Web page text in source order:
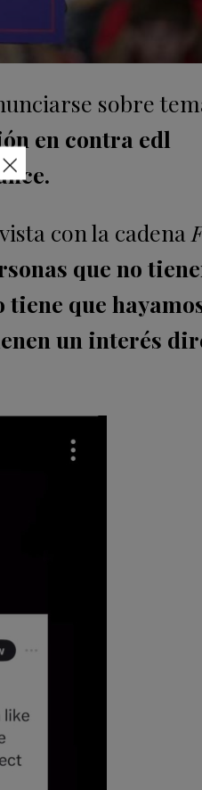
sobre
en contra edl
con la cadena
que no
tiene que
un interés
×